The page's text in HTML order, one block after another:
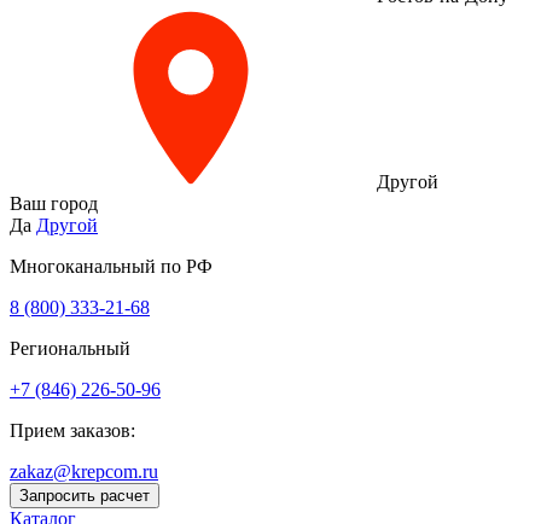
Другой
Ваш город
Да Другой
Многоканальный по РФ
8 (800) 333‑21-68
Региональный
+7 (846) 226-50-96
Прием заказов:
zakaz@krepcom.ru
Запросить расчет
Каталог